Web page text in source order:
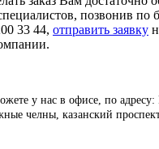
позвонив по
33 44, отправить заявку
у нас в офисе, по
челны, казанский